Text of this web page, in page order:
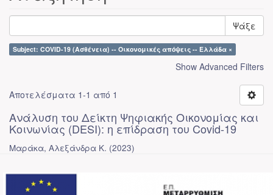
Ψάξε
Subject: COVID-19 (Ασθένεια) -- Οικονομικές απόψεις -- Ελλάδα ×
Show Advanced Filters
Αποτελέσματα 1-1 από 1
Ανάλυση του Δείκτη Ψηφιακής Οικονομίας και
Κοινωνίας (DESI): η επίδραση του Covid-19
Μαράκα, Αλεξάνδρα Κ. (2023)